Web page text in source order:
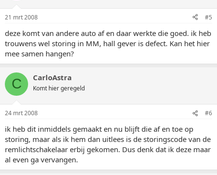
21 mrt 2008 #5
deze komt van andere auto af en daar werkte die goed. ik heb
trouwens wel storing in MM, hall gever is defect. Kan het hier
mee samen hangen?
C CarloAstra
Komt hier geregeld
24 mrt 2008 #6
ik heb dit inmiddels gemaakt en nu blijft die af en toe op
storing, maar als ik hem dan uitlees is de storingscode van de
remlichtschakelaar erbij gekomen. Dus denk dat ik deze maar
al even ga vervangen.